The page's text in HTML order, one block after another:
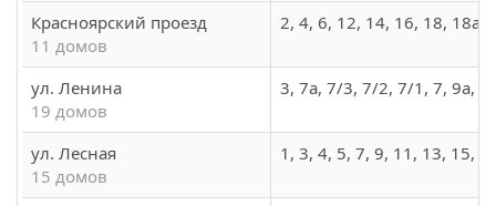
Красноярский проезд
11 домов
2, 4, 6, 12, 14, 16, 18, 18а,
ул. Ленина
19 домов
3, 7а, 7/3, 7/2, 7/1, 7, 9а,
ул. Лесная
15 домов
1, 3, 4, 5, 7, 9, 11, 13, 15,